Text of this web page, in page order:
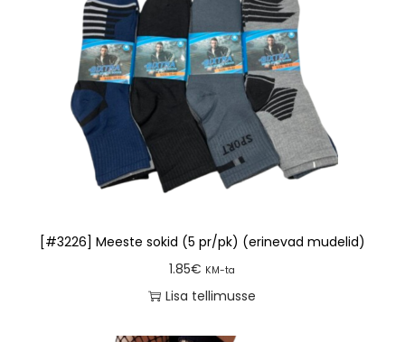
[#3226] Meeste sokid (5 pr/pk) (erinevad mudelid)
1.85€ KM-ta
Lisa tellimusse